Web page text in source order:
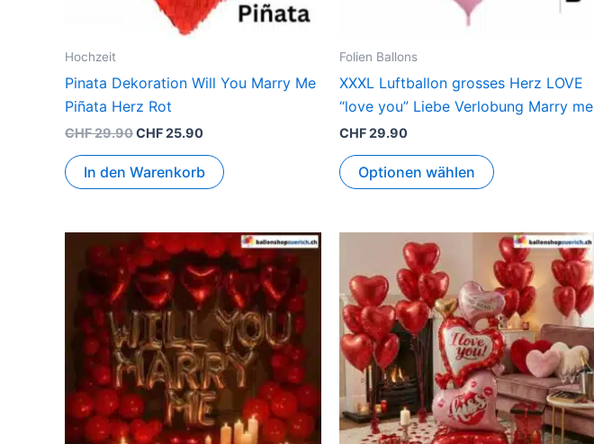
Hochzeit
Pinata Dekoration Will You Marry Me
Piñata Herz Rot
CHF29.90CHF25.90
In den Warenkorb
Folien Ballons
XXXL Luftballon grosses Herz LOVE
“love you” Liebe Verlobung Marry me
CHF29.90
Optionen wählen
gewählt
werden
Dieses
Produkt
weist
mehrere
Varianten
auf.
Die
Optionen
können